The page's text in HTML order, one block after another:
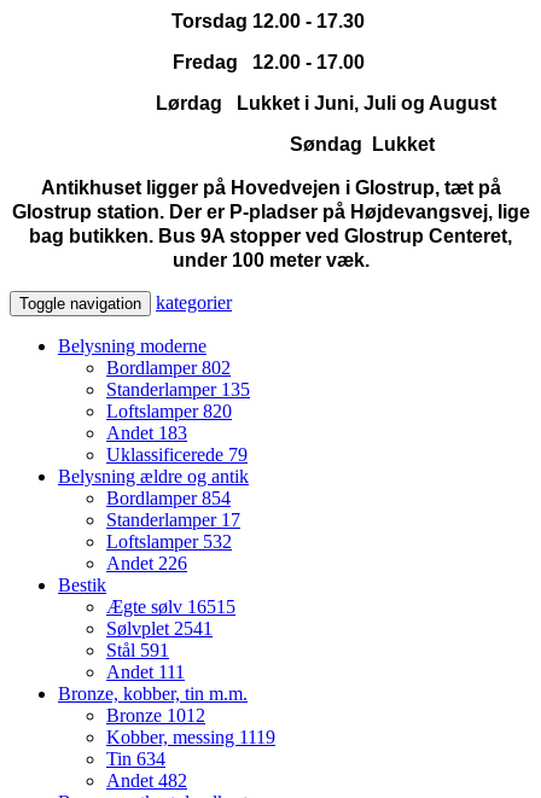
Torsdag 12.00 - 17.30
Fredag 12.00 - 17.00
Lørdag Lukket i Juni, Juli og August
Søndag Lukket
Antikhuset ligger på Hovedvejen i Glostrup, tæt på
Glostrup station. Der er P-pladser på Højdevangsvej, lige
bag butikken. Bus 9A stopper ved Glostrup Centeret,
under 100 meter væk.
Toggle navigation kategorier
Belysning moderne
Bordlamper802
Standerlamper 135
Loftslamper820
Andet 183
Uklassificerede 79
Belysning ældre og antik
Bordlamper854
Standerlamper 17
Loftslamper 532
Andet226
Bestik
Ægte sølv 16515
Sølvplet2541
Stål 591
Andet 111
Bronze, kobber, tin m.m.
Bronze 1012
Kobber, messing 1119
Tin 634
Andet482